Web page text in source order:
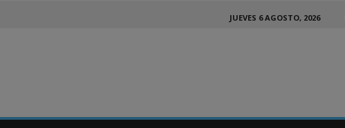
JUEVES 6 AGOSTO, 2026